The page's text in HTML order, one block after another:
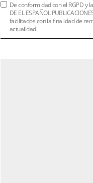
De conformidad con el RGPD y
DE EL ESPAÑOL
facilitados con la finalidad de
actualidad.